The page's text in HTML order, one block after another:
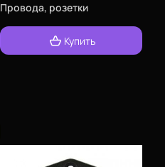
Провода, розетки
Купить